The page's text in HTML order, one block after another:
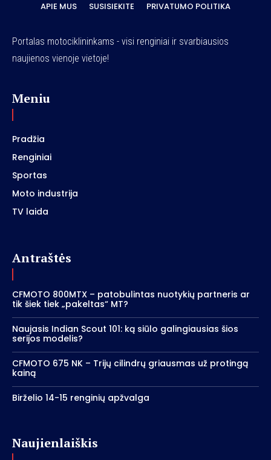
APIE MUS SUSISIEKITE PRIVATUMO POLITIKA
Portalas motociklininkams - visi renginiai ir svarbiausios
naujienos vienoje vietoje!
Meniu
Pradžia
Renginiai
Sportas
Moto industrija
TV laida
Antraštės
CFMOTO 800MTX – patobulintas nuotykių partneris ar
tik šiek tiek „pakeltas“ MT?
Naujasis Indian Scout 101: ką siūlo galingiausias šios
serijos modelis?
CFMOTO 675 NK – Trijų cilindrų griausmas už protingą
kainą
Birželio 14-15 renginių apžvalga
Naujienlaiškis